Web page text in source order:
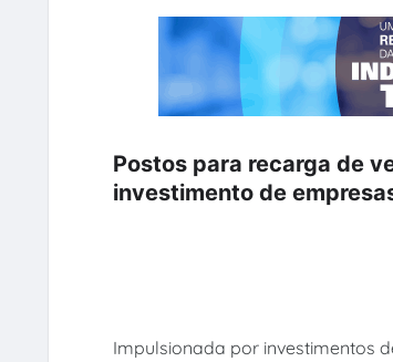
Postos para recarga de
investimento de
Impulsionada por investimentos